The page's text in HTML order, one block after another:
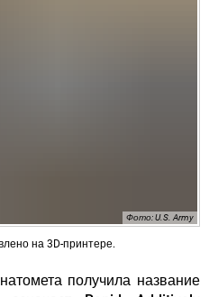
Фото: U.S. Army
на 3D-принтере.
получила название